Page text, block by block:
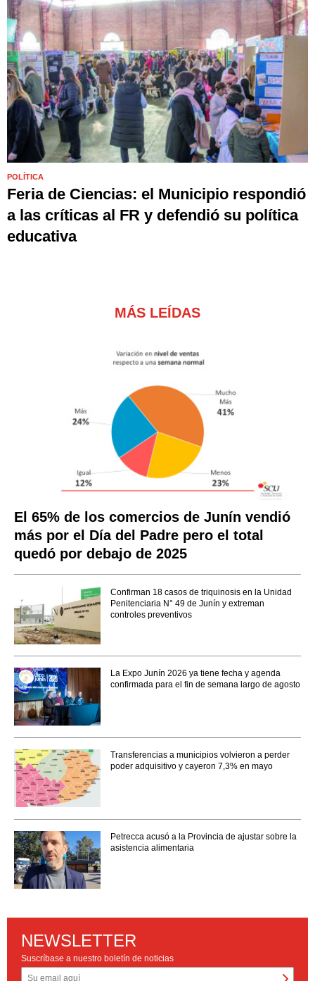
POLÍTICA
Feria de Ciencias: el Municipio respondió
a las críticas al FR y defendió su política
educativa
MÁS LEÍDAS
El 65% de los comercios de Junín vendió
más por el Día del Padre pero el total
quedó por debajo de 2025
Confirman 18 casos de triquinosis en la Unidad
Penitenciaria N° 49 de Junín y extreman
controles preventivos
La Expo Junín 2026 ya tiene fecha y agenda
confirmada para el fin de semana largo de agosto
Transferencias a municipios volvieron a perder
poder adquisitivo y cayeron 7,3% en mayo
Petrecca acusó a la Provincia de ajustar sobre la
asistencia alimentaria
NEWSLETTER
Suscríbase a nuestro boletín de noticias